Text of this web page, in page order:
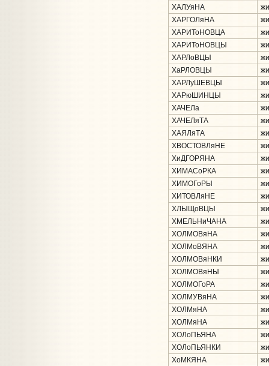
ХАЛУяНА
ХАРГОЛяНА
ХАРИТоНОВЦА
ХАРИТоНОВЦЫ
ХАРЛоВЦЫ
ХаРЛОВЦЫ
ХАРЛуШЕВЦЫ
ХАРюШИНЦЫ
ХАЧЕЛа
ХАЧЕЛяТА
ХАЯЛяТА
ХВОСТОВЛяНЕ
ХиДГОРЯНА
ХИМАСоРКА
ХИМОГоРЫ
ХИТОВЛяНЕ
ХЛЫЩоВЦЫ
ХМЕЛЬНиЧАНА
ХОЛМОВяНА
ХОЛМоВЯНА
ХОЛМОВяНКИ
ХОЛМОВяНЫ
ХОЛМОГоРА
ХОЛМУВяНА
ХОЛМяНА
ХОЛМяНА
ХОЛоПЬЯНА
ХОЛоПЬЯНКИ
ХоМКЯНА